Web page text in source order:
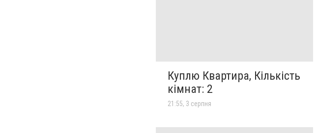
Куплю Квартира, Кількість
кімнат: 2
21:55, 3 серпня